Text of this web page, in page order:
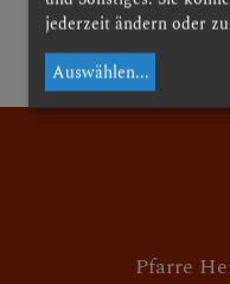
zurück
Pfarre
jederzeit ändern oder
Auswählen...